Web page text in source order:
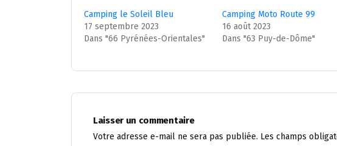
Camping le Soleil Bleu
17 septembre 2023
Dans "66 Pyrénées-Orientales"
Camping Moto Route 99
16 août 2023
Dans "63 Puy-de-Dôme"
Laisser un commentaire
Votre adresse e-mail ne sera pas publiée. Les champs